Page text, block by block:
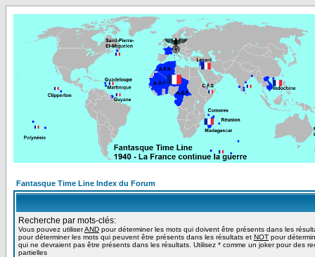
Fantasque Time Line Index du Forum
Recherche par mots-clés:
Vous pouvez utiliserAND pour déterminer les mots qui doivent être présents dans les
pour déterminer les mots qui peuvent être présents dans les résultats et NOT pour
qui ne devraient pas être présents dans les résultats. Utilisez * comme un joker pour des
partielles